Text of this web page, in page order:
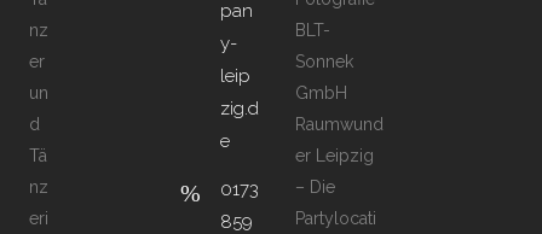
nz
er
un
d
Tä
nz
eri
pan
y-
leip
zig.d
e
0173
859
BLT-
Sonnek
GmbH
Raumwund
er Leipzig
– Die
Partylocati